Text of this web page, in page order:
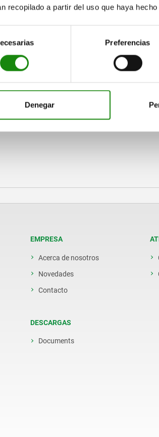
recopilado a partir del uso que haya
Preferencias
Denegar
ahora al boletín de
noticias sobre nuestros productos y notificaciones
EMPRESA
Acerca de nosotros
Novedades
Contacto
DESCARGAS
Documents